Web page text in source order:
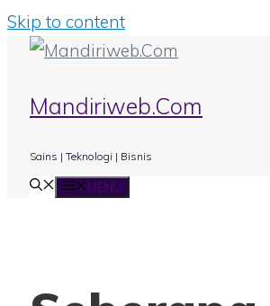
Skip to content
Mandiriweb.Com
Sains | Teknologi | Bisnis
MENU